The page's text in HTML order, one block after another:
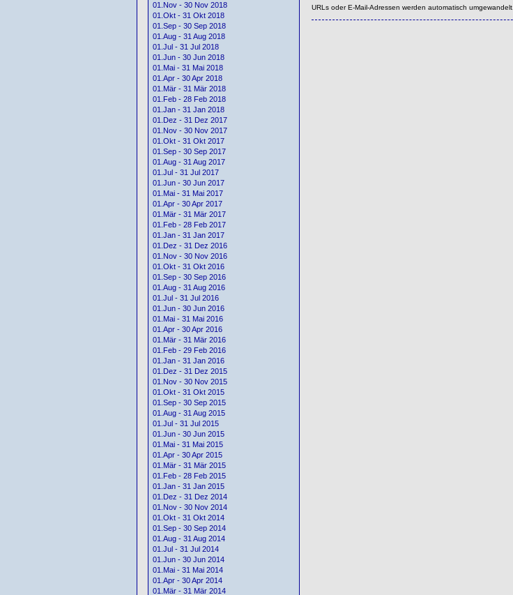
01.Nov - 30 Nov 2018
01.Okt - 31 Okt 2018
01.Sep - 30 Sep 2018
01.Aug - 31 Aug 2018
01.Jul - 31 Jul 2018
01.Jun - 30 Jun 2018
01.Mai - 31 Mai 2018
01.Apr - 30 Apr 2018
01.Mär - 31 Mär 2018
01.Feb - 28 Feb 2018
01.Jan - 31 Jan 2018
01.Dez - 31 Dez 2017
01.Nov - 30 Nov 2017
01.Okt - 31 Okt 2017
01.Sep - 30 Sep 2017
01.Aug - 31 Aug 2017
01.Jul - 31 Jul 2017
01.Jun - 30 Jun 2017
01.Mai - 31 Mai 2017
01.Apr - 30 Apr 2017
01.Mär - 31 Mär 2017
01.Feb - 28 Feb 2017
01.Jan - 31 Jan 2017
01.Dez - 31 Dez 2016
01.Nov - 30 Nov 2016
01.Okt - 31 Okt 2016
01.Sep - 30 Sep 2016
01.Aug - 31 Aug 2016
01.Jul - 31 Jul 2016
01.Jun - 30 Jun 2016
01.Mai - 31 Mai 2016
01.Apr - 30 Apr 2016
01.Mär - 31 Mär 2016
01.Feb - 29 Feb 2016
01.Jan - 31 Jan 2016
01.Dez - 31 Dez 2015
01.Nov - 30 Nov 2015
01.Okt - 31 Okt 2015
01.Sep - 30 Sep 2015
01.Aug - 31 Aug 2015
01.Jul - 31 Jul 2015
01.Jun - 30 Jun 2015
01.Mai - 31 Mai 2015
01.Apr - 30 Apr 2015
01.Mär - 31 Mär 2015
01.Feb - 28 Feb 2015
01.Jan - 31 Jan 2015
01.Dez - 31 Dez 2014
01.Nov - 30 Nov 2014
01.Okt - 31 Okt 2014
01.Sep - 30 Sep 2014
01.Aug - 31 Aug 2014
01.Jul - 31 Jul 2014
01.Jun - 30 Jun 2014
01.Mai - 31 Mai 2014
01.Apr - 30 Apr 2014
01.Mär - 31 Mär 2014
URLs oder E-Mail-Adressen werden automatisch umgewandelt.